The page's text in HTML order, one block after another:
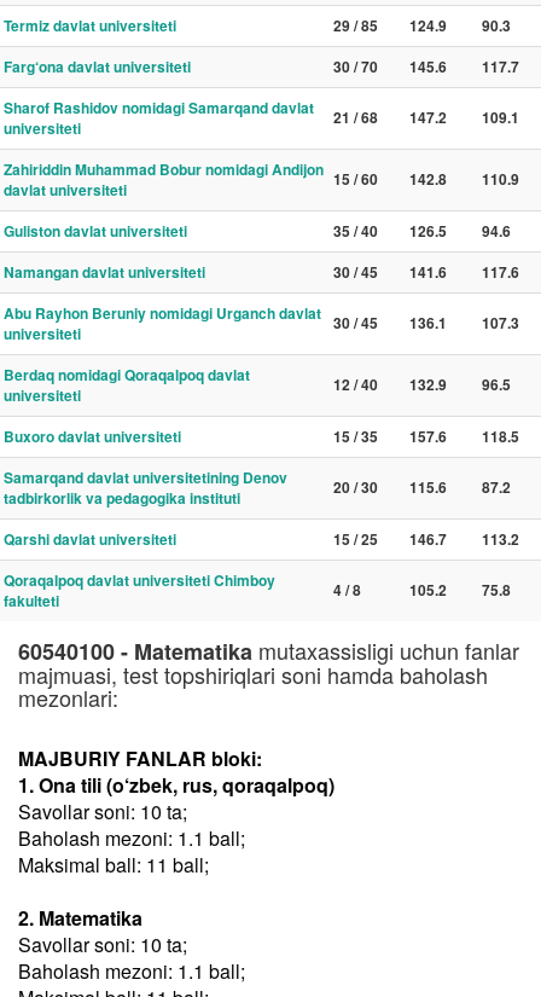
Termiz davlat universiteti 29 / 85 124.9
90.3
Farg‘ona davlat universiteti
30 / 70 145.6
117.7
Sharof Rashidov nomidagi Samarqand davlat
universiteti
21 / 68 147.2 109.1
Zahiriddin Muhammad Bobur nomidagi Andijon
davlat universiteti
15 / 60 142.8 110.9
Guliston davlat universiteti 35 / 40 126.5
94.6
Namangan davlat universiteti
30 / 45 141.6
117.6
Abu Rayhon Beruniy nomidagi Urganch davlat
universiteti
30 / 45 136.1 107.3
Berdaq nomidagi Qoraqalpoq davlat
universiteti
12 / 40 132.9 96.5
Buxoro davlat universiteti 15 / 35 157.6
118.5
Samarqand davlat universitetining Denov
tadbirkorlik va pedagogika instituti
20 / 30 115.6 87.2
Qarshi davlat universiteti 15 / 25 146.7
113.2
Qoraqalpoq davlat universiteti Chimboy
fakulteti
4 / 8 105.2 75.8
60540100 - Matematika mutaxassisligi uchun fanlar
majmuasi, test topshiriqlari soni hamda baholash
mezonlari:
MAJBURIY FANLAR bloki:
1. Ona tili (o‘zbek, rus, qoraqalpoq)
Savollar soni: 10 ta;
Baholash mezoni: 1.1 ball;
Maksimal ball: 11 ball;
2. Matematika
Savollar soni: 10 ta;
Baholash mezoni: 1.1 ball;